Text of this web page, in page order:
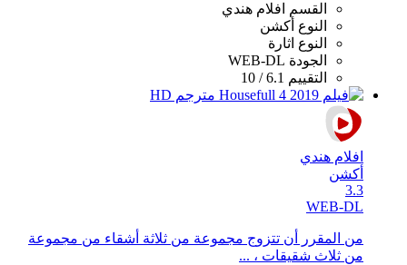
القسم
افلام هندي
النوع أكشن
النوع اثارة
الجودة WEB-DL
التقييم 6.1 / 10
افلام هندي
أكشن
3.3
WEB-DL
من المقرر أن تتزوج مجموعة من ثلاثة أشقاء من مجموعة
من ثلاث شقيقات ، ...